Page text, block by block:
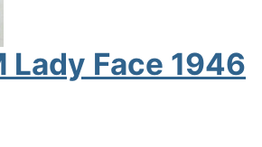
Face 1946